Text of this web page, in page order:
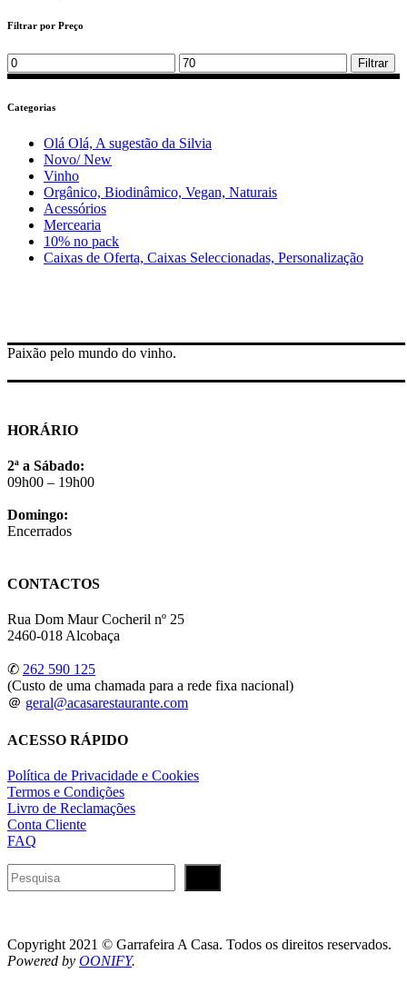
Filtrar por Preço
Min
price
Max
price
Filtrar
Categorias
Olá Olá, A sugestão da Silvia
Novo/ New
Vinho
Orgânico, Biodinâmico, Vegan, Naturais
Acessórios
Mercearia
10% no pack
Caixas de Oferta, Caixas Seleccionadas, Personalização
Paixão pelo mundo do vinho.
HORÁRIO
2ª a Sábado:
09h00 – 19h00
Domingo:
Encerrados
CONTACTOS
Rua Dom Maur Cocheril nº 25
2460-018 Alcobaça
✆ 262 590 125
(Custo de uma chamada para a rede fixa nacional)
＠ geral@acasarestaurante.com
ACESSO RÁPIDO
Política de Privacidade e Cookies
Termos e Condições
Livro de Reclamações
Conta Cliente
FAQ
Pesquisar
Copyright 2021 © Garrafeira A Casa. Todos os direitos reservados.
Powered by OONIFY.